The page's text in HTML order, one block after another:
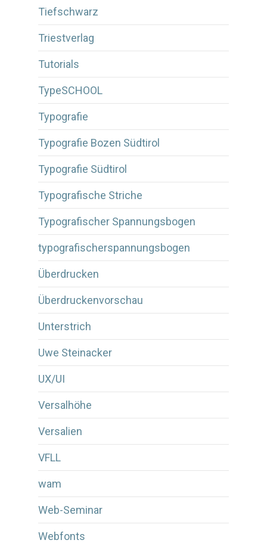
Tiefschwarz
Triestverlag
Tutorials
TypeSCHOOL
Typografie
Typografie Bozen Südtirol
Typografie Südtirol
Typografische Striche
Typografischer Spannungsbogen
typografischerspannungsbogen
Überdrucken
Überdruckenvorschau
Unterstrich
Uwe Steinacker
UX/UI
Versalhöhe
Versalien
VFLL
wam
Web-Seminar
Webfonts